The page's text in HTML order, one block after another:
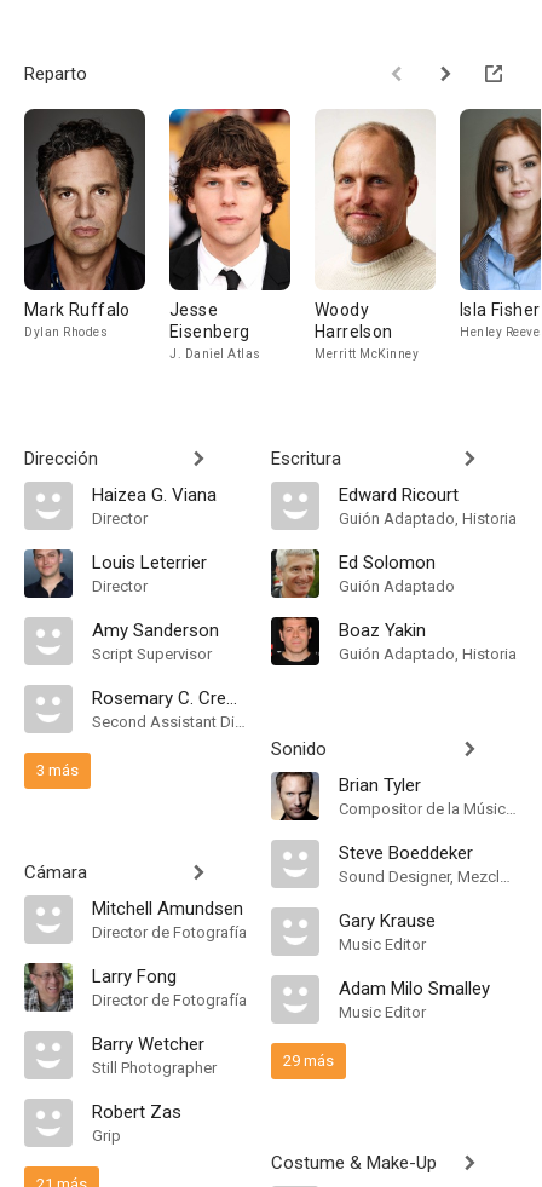
Reparto
Mark Ruffalo
Dylan Rhodes
Jesse
Eisenberg
J. Daniel Atlas
Woody
Harrelson
Merritt McKinney
Isla Fisher
Henley
Dirección
Haizea G. Viana
Director
Louis Leterrier
Director
Amy Sanderson
Script Supervisor
Rosemary C. Cremona
Second Assistant Director
3 más
Cámara
Mitchell Amundsen
Director de Fotografía
Larry Fong
Director de Fotografía
Barry Wetcher
Still Photographer
Robert Zas
Grip
Escritura
Edward Ricourt
Guión Adaptado, Historia
Ed Solomon
Guión Adaptado
Boaz Yakin
Guión Adaptado, Historia
Sonido
Brian Tyler
Compositor de la Música Original
Steve Boeddeker
Sound Designer, Mezclador de Re-Grabación de Sonido
Gary Krause
Music Editor
Adam Milo Smalley
Music Editor
29 más
Costume & Make-Up